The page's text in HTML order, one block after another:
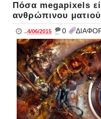
Πόσα megapixels
ανθρώπινου
..4/06/2015 _ 0